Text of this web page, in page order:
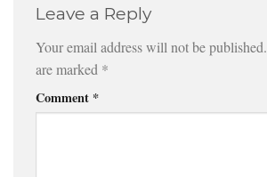
Leave a Reply
Your email address will not be published.
are marked *
Comment *